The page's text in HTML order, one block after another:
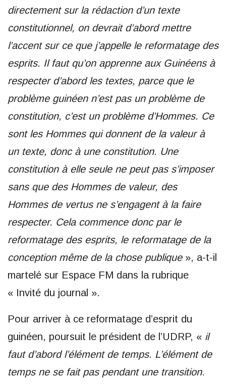
directement sur la rédaction d’un texte
constitutionnel, on devrait d’abord mettre
l’accent sur ce que j’appelle le reformatage des
esprits. Il faut qu’on apprenne aux Guinéens à
respecter d’abord les textes, parce que le
problème guinéen n’est pas un problème de
constitution, c’est un problème d’Hommes. Ce
sont les Hommes qui donnent de la valeur à
un texte, donc à une constitution. Une
constitution à elle seule ne peut pas s’imposer
sans que des Hommes de valeur, des
Hommes de vertus ne s’engagent à la faire
respecter. Cela commence donc par le
reformatage des esprits, le reformatage de la
conception même de la chose publique», a-t-il
martelé sur Espace FM dans la rubrique
« Invité du journal ».
Pour arriver à ce reformatage d’esprit du
guinéen, poursuit le président de l’UDRP, « il
faut d’abord l’élément de temps. L’élément de
temps ne se fait pas pendant une transition.